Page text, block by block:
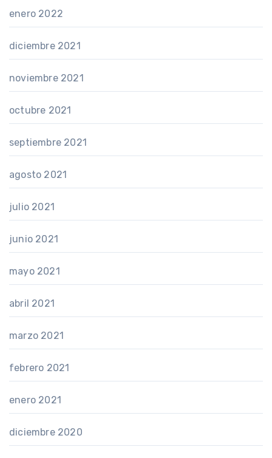
enero 2022
diciembre 2021
noviembre 2021
octubre 2021
septiembre 2021
agosto 2021
julio 2021
junio 2021
mayo 2021
abril 2021
marzo 2021
febrero 2021
enero 2021
diciembre 2020